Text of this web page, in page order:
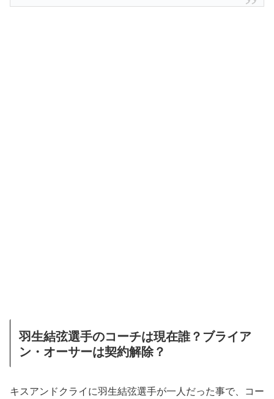
羽生結弦選手のコーチは現在誰？ブライア
ン・オーサーは契約解除？
キスアンドクライに羽生結弦選手が一人だった事で、コー